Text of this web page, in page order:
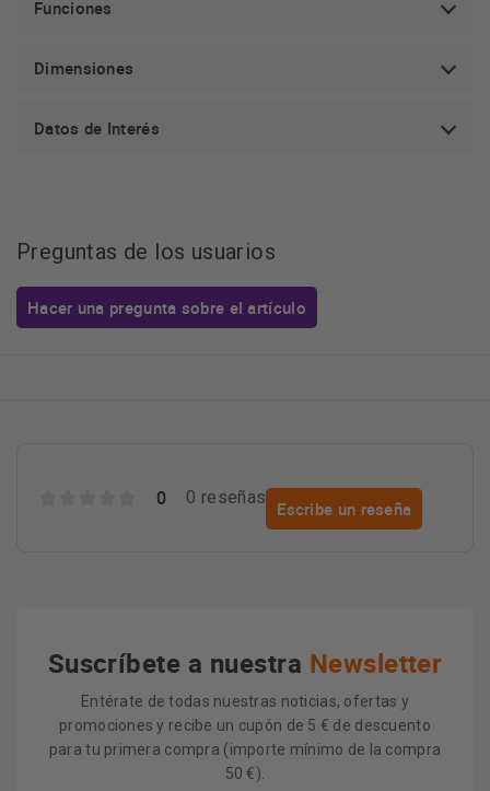
Funciones
Dimensiones
Datos de Interés
Preguntas de los usuarios
Hacer una pregunta sobre el artículo
0 0 reseñas
Escribe un reseña
Suscríbete a nuestra Newsletter
Entérate de todas nuestras noticias, ofertas y
promociones y recibe un cupón de 5 € de descuento
para tu primera compra (importe mínimo de la compra
50 €).